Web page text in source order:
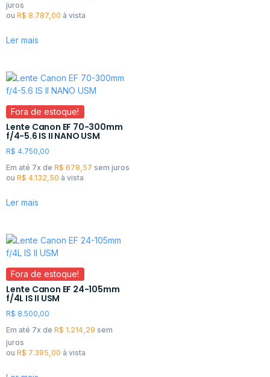
juros
ou R$ 8.787,00 à vista
Ler mais
Fora de estoque!
Lente Canon EF 70-300mm
f/4-5.6 IS II NANO USM
R$ 4.750,00
Em até 7x de R$ 678,57 sem juros
ou R$ 4.132,50 à vista
Ler mais
Fora de estoque!
Lente Canon EF 24-105mm
f/4L IS II USM
R$ 8.500,00
Em até 7x de R$ 1.214,29 sem
juros
ou R$ 7.395,00 à vista